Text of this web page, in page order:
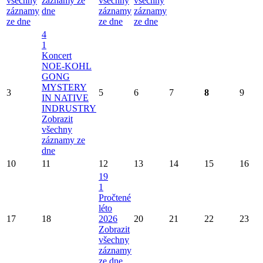
záznamy
ze dne
dne
záznamy
ze dne
záznamy
ze dne
3
4
1
Koncert
NOE-KOHL
GONG
MYSTERY
IN NATIVE
INDRUSTRY
Zobrazit
všechny
záznamy ze
dne
5 6 7 8 9
10 11 12 13 14 15 16
17 18
19
1
Pročtené
léto
2026
Zobrazit
všechny
záznamy
ze dne
20 21 22 23